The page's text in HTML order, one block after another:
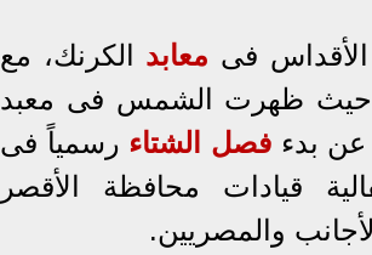
الأقداس فى معابد الكرنك، مع
حيث ظهرت الشمس فى معبد
عن بدءفصل الشتاء رسمياً فى
قيادات محافظة الأقصر
والمصريين.